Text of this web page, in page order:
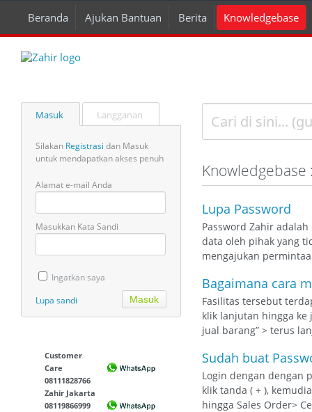
Beranda Ajukan Bantuan Berita Knowledgebase
Masuk Langganan
Silakan Registrasi dan Masuk
untuk mendapatkan akses penuh
Alamat e-mail Anda
Masukkan Kata Sandi
Ingatkan saya
Lupa sandi
Customer
Care
08111828766
Zahir Jakarta
08119866999
Knowledgebase
Lupa Password
Password Zahir
data oleh pihak yang
mengajukan
Bagaimana cara
Fasilitas tersebut
klik lanjutan hingga ke
jual barang” > terus
Sudah buat
Login dengan dengan
klik tanda ( + ),
hingga Sales Order>